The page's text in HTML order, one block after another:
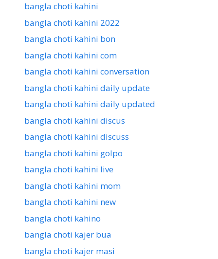
bangla choti kahini
bangla choti kahini 2022
bangla choti kahini bon
bangla choti kahini com
bangla choti kahini conversation
bangla choti kahini daily update
bangla choti kahini daily updated
bangla choti kahini discus
bangla choti kahini discuss
bangla choti kahini golpo
bangla choti kahini live
bangla choti kahini mom
bangla choti kahini new
bangla choti kahino
bangla choti kajer bua
bangla choti kajer masi